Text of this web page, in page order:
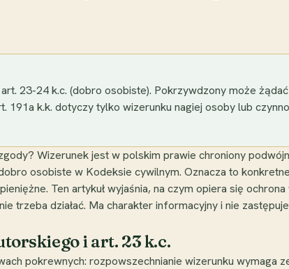
23-24 k.c. (dobro osobiste). Pokrzywdzony może żądać
191a k.k. dotyczy tylko wizerunku nagiej osoby lub
Wizerunek jest w polskim prawie chroniony
osobiste w Kodeksie cywilnym. Oznacza to konkretne
Ten artykuł wyjaśnia, na czym opiera się
trzeba działać. Ma charakter informacyjny i nie zastępuje
i art. 23 k.c.
pokrewnych: rozpowszechnianie wizerunku wymaga